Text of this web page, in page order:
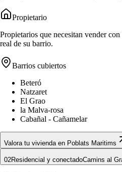
Propietario
Propietarios que necesitan vender
real de su barrio.
Barrios cubiertos
Beteró
Natzaret
El Grao
la Malva-rosa
Cabañal - Cañamelar
Valora tu vivienda en Poblats Maritims
02Residencial y conectadoCamins al